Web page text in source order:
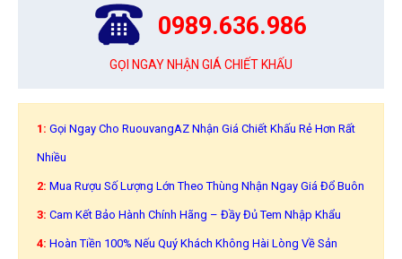
0989.636.986
GỌI NGAY NHẬN GIÁ CHIẾT KHẤU
1: Gọi Ngay Cho RuouvangAZ Nhận Giá Chiết Khấu Rẻ Hơn Rất
Nhiều
2: Mua Rượu Số Lượng Lớn Theo Thùng Nhận Ngay Giá Đổ Buôn
3: Cam Kết Bảo Hành Chính Hãng – Đầy Đủ Tem Nhập Khẩu
4: Hoàn Tiền 100% Nếu Quý Khách Không Hài Lòng Về Sản